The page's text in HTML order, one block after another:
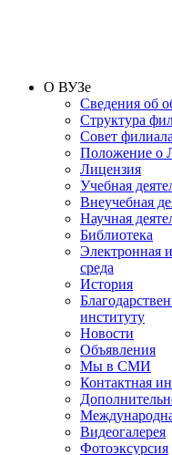
О ВУЗе
Сведения об
Структура
Совет
Положение о
Лицензия
Учебная
Внеучебная
Научная
Библиотека
Электронная
среда
История
институту
Новости
Объявления
Мы в СМИ
Контактная
Видеогалерея
Фотоэксурсия